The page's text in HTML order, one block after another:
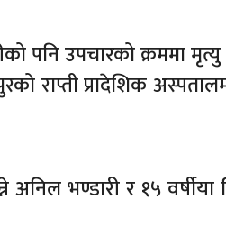
पनि उपचारको क्रममा
राप्ती प्रादेशिक
अनिल भण्डारी र १५ वर्षीया